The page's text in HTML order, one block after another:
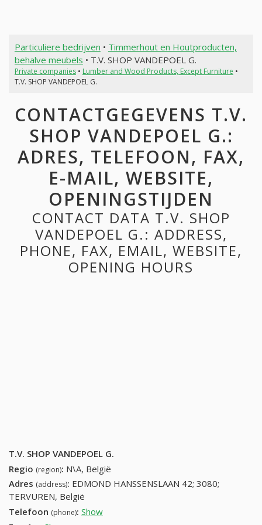
Particuliere bedrijven • Timmerhout en Houtproducten,
behalve meubels • T.V. SHOP VANDEPOEL G.
Private companies• Lumber and Wood Products, Except Furniture •
T.V. SHOP VANDEPOEL G.
CONTACTGEGEVENS T.V.
SHOP VANDEPOEL G.:
ADRES, TELEFOON, FAX,
E-MAIL, WEBSITE,
OPENINGSTIJDEN
CONTACT DATA T.V. SHOP
VANDEPOEL G.: ADDRESS,
PHONE, FAX, EMAIL, WEBSITE,
OPENING HOURS
T.V. SHOP VANDEPOEL G.
Regio (region): N\A, België
Adres (address): EDMOND HANSSENSLAAN 42; 3080;
TERVUREN, België
Telefoon (phone): Show